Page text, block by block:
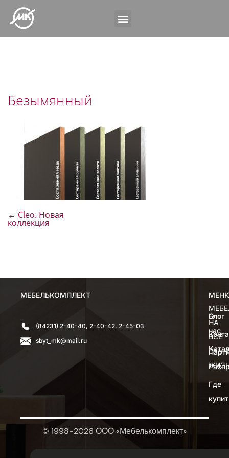
Безымянный
← Cleo. Новая
коллекция
МЕБЕЛЬКОМПЛЕКТ
(84231) 2-40-40, 2-40-42, 2-45-03
sbyt_mk@mail.ru
О
нас
Где
Блог
НА
ВСЕ
© 1998-2026 ООО «Мебелькомплект»